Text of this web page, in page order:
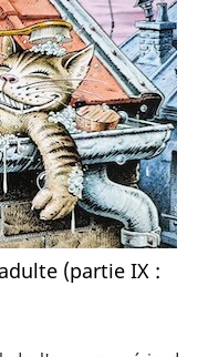
(partie IX :